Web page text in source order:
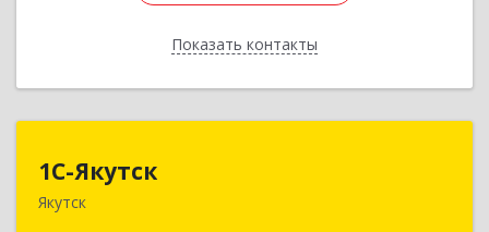
Показать контакты
Назад
1С-Якутск
Якутск677005, Республика Саха (Якутия), Якутск г,